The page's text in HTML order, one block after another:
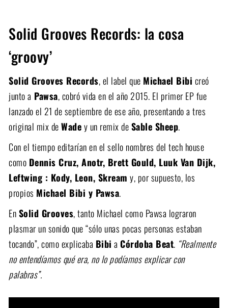
Solid Grooves Records: la cosa
‘groovy’
Solid Grooves Records, el label que Michael Bibi creó
junto a Pawsa, cobró vida en el año 2015. El primer EP fue
lanzado el 21 de septiembre de ese año, presentando a tres
original mix deWadey un remix deSable Sheep.
Con el tiempo editarían en el sello nombres del tech house
como Dennis Cruz, Anotr, Brett Gould, Luuk Van Dijk,
Leftwing : Kody, Leon, Skream y, por supuesto, los
propios Michael Bibi y Pawsa.
EnSolid Grooves, tanto Michael como Pawsa lograron
plasmar un sonido que “sólo unas pocas personas estaban
tocando”, como explicaba Bibi a Córdoba Beat. “Realmente
no entendíamos qué era, no lo podíamos explicar con
palabras”.